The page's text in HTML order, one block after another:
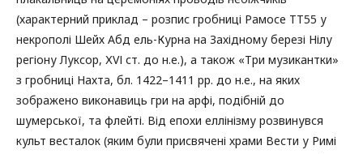
(характерний приклад – розпис гробниці Рамосе ТТ55 у
некрополі Шейх Абд ель-Курна на Західному березі Нілу
регіону Луксор, ХVІ ст. до н.е.), а також «Три музикантки»
з гробниці Нахта, бл. 1422–1411 рр. до н.е., на яких
зображено виконавиць гри на арфі, подібній до
шумерської, та флейті. Від епохи еллінізму розвинувся
культ весталок (яким були присвячені храми Вести у Римі